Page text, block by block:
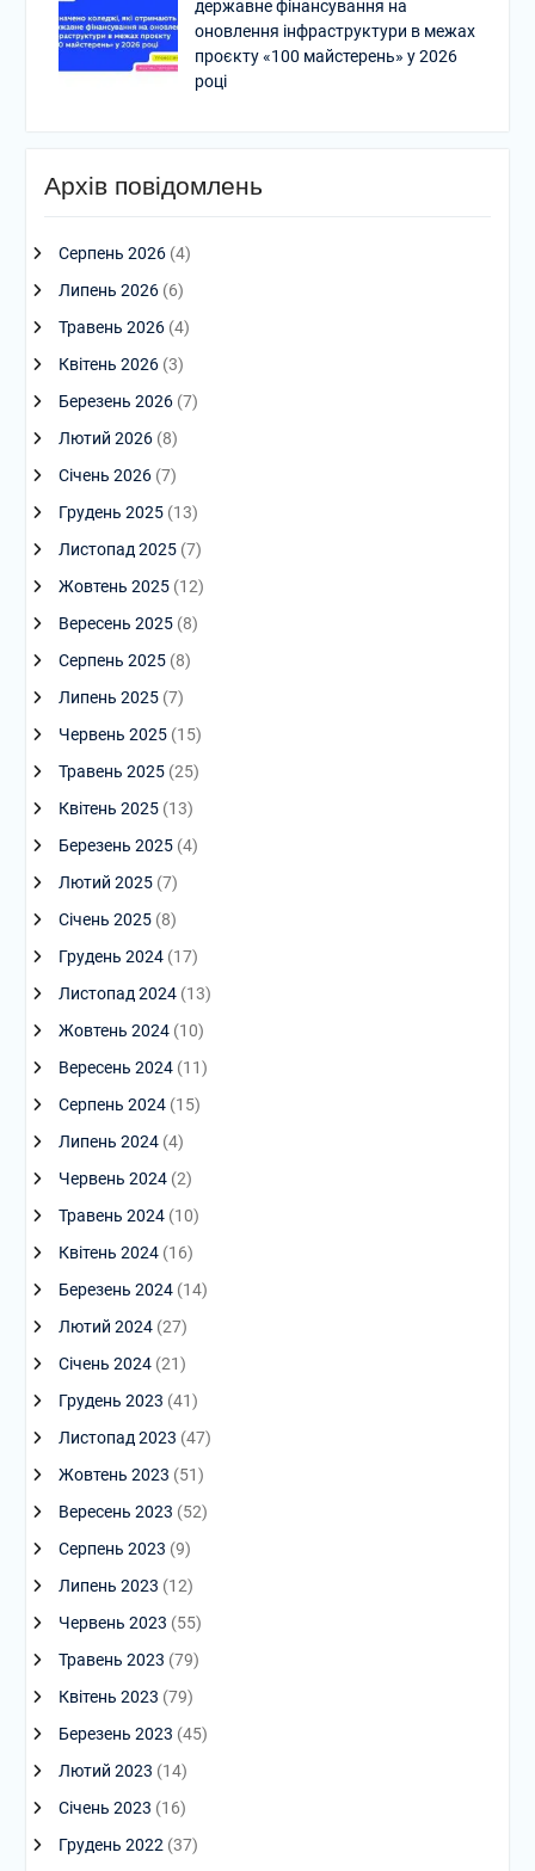
державне фінансування на
оновлення інфраструктури в межах
проєкту «100 майстерень» у 2026
році
Архів повідомлень
Серпень 2026(4)
Липень 2026(6)
Травень 2026(4)
Квітень 2026(3)
Березень 2026(7)
Лютий 2026(8)
Січень 2026(7)
Грудень 2025(13)
Листопад 2025(7)
Жовтень 2025(12)
Вересень 2025(8)
Серпень 2025(8)
Липень 2025(7)
Червень 2025(15)
Травень 2025(25)
Квітень 2025(13)
Березень 2025(4)
Лютий 2025(7)
Січень 2025(8)
Грудень 2024(17)
Листопад 2024(13)
Жовтень 2024(10)
Вересень 2024(11)
Серпень 2024(15)
Липень 2024(4)
Червень 2024(2)
Травень 2024(10)
Квітень 2024(16)
Березень 2024(14)
Лютий 2024(27)
Січень 2024(21)
Грудень 2023 (41)
Листопад 2023 (47)
Жовтень 2023 (51)
Вересень 2023 (52)
Серпень 2023 (9)
Липень 2023 (12)
Червень 2023 (55)
Травень 2023 (79)
Квітень 2023 (79)
Березень 2023 (45)
Лютий 2023 (14)
Січень 2023 (16)
Грудень 2022 (37)